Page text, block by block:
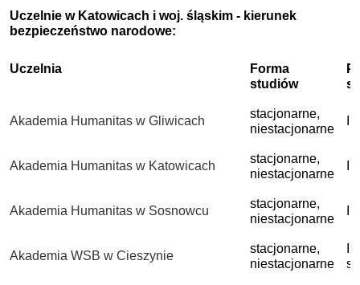
Uczelnie w Katowicach i woj. śląskim - kierunek
bezpieczeństwo narodowe:
Uczelnia
Forma
studiów
Akademia Humanitas w Gliwicach
stacjonarne,
niestacjonarne
Akademia Humanitas w Katowicach
stacjonarne,
niestacjonarne
Akademia Humanitas w Sosnowcu
stacjonarne,
niestacjonarne
Akademia WSB w Cieszynie
stacjonarne,
niestacjonarne